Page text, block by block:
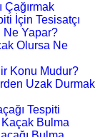
Çağırmak
İçin Tesisatçı
Ne Yapar?
Olursa Ne
Konu Mudur?
Uzak Durmak
Tespiti
Kaçak Bulma